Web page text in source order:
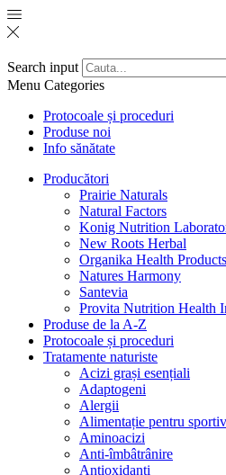
Search input
Menu Categories
Protocoale și proceduri
Produse noi
Info sănătate
Producători
Prairie Naturals
Natural Factors
Konig Nutrition
New Roots Herbal
Organika Health Products
Natures Harmony
Santevia
Provita Nutrition Health
Produse de la A-Z
Protocoale și proceduri
Tratamente naturiste
Acizi grași esențiali
Adaptogeni
Alergii
Alimentație pentru
Aminoacizi
Anti-îmbâtrânire
Antioxidanți